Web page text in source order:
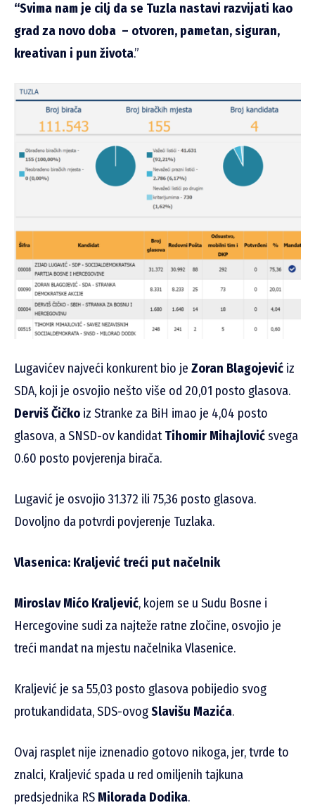
“Svima nam je cilj da se Tuzla nastavi razvijati kao
grad za novo doba – otvoren, pametan, siguran,
kreativan i pun života.”
Lugavićev najveći konkurent bio je Zoran Blagojević iz
SDA, koji je osvojio nešto više od 20,01 posto glasova.
Derviš Čičko iz Stranke za BiH imao je 4,04 posto
glasova, a SNSD-ov kandidatTihomir Mihajlovićsvega
0.60 posto povjerenja birača.
Lugavić je osvojio 31.372 ili 75,36 posto glasova.
Dovoljno da potvrdi povjerenje Tuzlaka.
Vlasenica: Kraljević treći put načelnik
Miroslav Mićo Kraljević, kojem se u Sudu Bosne i
Hercegovine sudi za najteže ratne zločine, osvojio je
treći mandat na mjestu načelnika Vlasenice.
Kraljević je sa 55,03 posto glasova pobijedio svog
protukandidata, SDS-ovogSlavišu Mazića.
Ovaj rasplet nije iznenadio gotovo nikoga, jer, tvrde to
znalci, Kraljević spada u red omiljenih tajkuna
predsjednika RS Milorada Dodika.